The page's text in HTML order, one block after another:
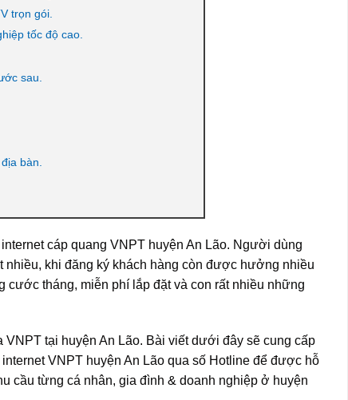
trọn gói.
tốc độ cao.
sau.
bàn.
cáp quang VNPT huyện An Lão. Người dùng
khi đăng ký khách hàng còn được hưởng nhiều
tháng, miễn phí lắp đặt và con rất nhiều những
tại huyện An Lão. Bài viết dưới đây sẽ cung cấp
VNPT huyện An Lão qua số Hotline để được hỗ
cầu từng cá nhân, gia đình & doanh nghiệp ở huyện